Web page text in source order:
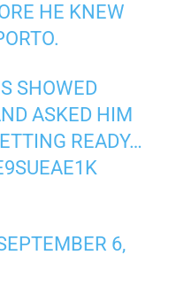
HE KNEW
SHOWED
ASKED HIM
READY…
6,